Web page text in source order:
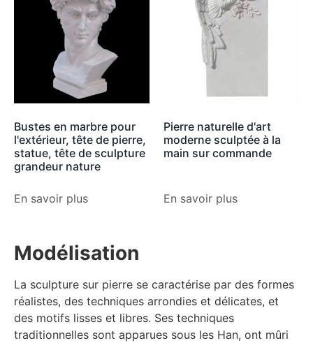
Bustes en marbre pour
l'extérieur, tête de pierre,
statue, tête de sculpture
grandeur nature
En savoir plus
Pierre naturelle d'art
moderne sculptée à la
main sur commande
En savoir plus
Modélisation
La sculpture sur pierre se caractérise par des formes
réalistes, des techniques arrondies et délicates, et
des motifs lisses et libres. Ses techniques
traditionnelles sont apparues sous les Han, ont mûri